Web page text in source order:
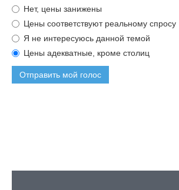
Нет, цены занижены
Цены соответствуют реальному спросу
Я не интересуюсь данной темой
Цены адекватные, кроме столиц
Отправить мой голос